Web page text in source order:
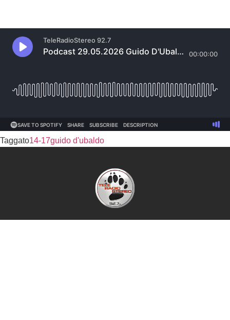
Taggato14-17guido d'ubaldo